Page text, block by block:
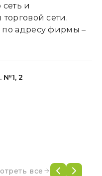
и
сети.
адресу фирмы –
№1, 2
все